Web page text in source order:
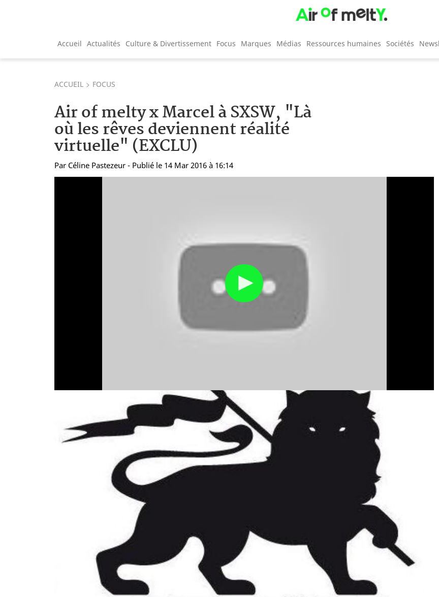
Accueil Actualités Culture & Divertissement Focus Marques Médias Ressources humaines Sociétés
ACCUEIL FOCUS
Air of melty x Marcel à SXSW, "Là
où les rêves deviennent réalité
virtuelle" (EXCLU)
Par Céline Pastezeur - Publié le 14 Mar 2016 à 16:14